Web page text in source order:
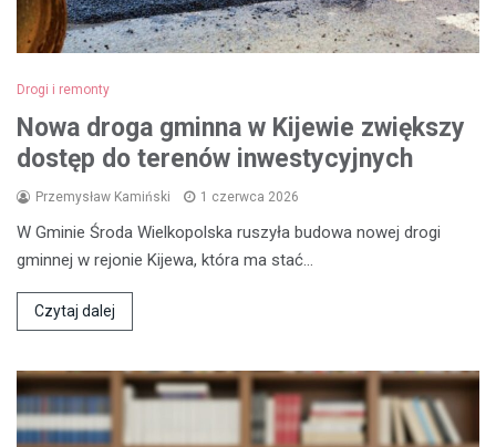
Drogi i remonty
Nowa droga gminna w Kijewie zwiększy
dostęp do terenów inwestycyjnych
Przemysław Kamiński 1 czerwca 2026
W Gminie Środa Wielkopolska ruszyła budowa nowej drogi
gminnej w rejonie Kijewa, która ma stać…
Czytaj dalej